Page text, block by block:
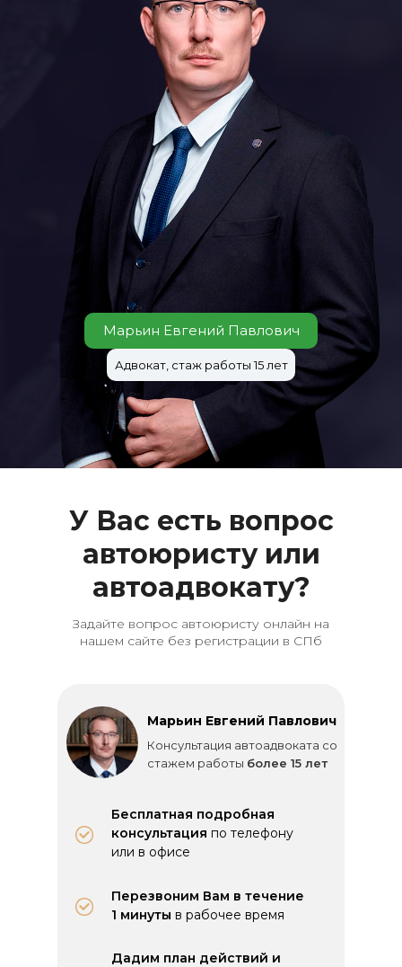
Адвокат, стаж работы 15 лет
Марьин Евгений Павлович
У Вас есть вопрос
автоюристу или
автоадвокату?
Задайте вопрос автоюристу онлайн на
нашем сайте без регистрации в СПб
Бесплатная подробная
консультация по телефону
или в офисе
Перезвоним Вам в течение
1 минуты в рабочее время
Дадим план действий и
Марьин Евгений Павлович
Консультация автоадвоката со
стажем работы более 15 лет